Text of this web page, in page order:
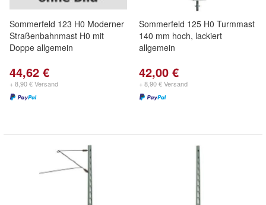
Sommerfeld 123 H0 Moderner
Straßenbahnmast H0 mit
Doppe allgemein
44,62 €
+ 8,90 € Versand
Sommerfeld 125 H0 Turmmast
140 mm hoch, lackiert
allgemein
42,00 €
+ 8,90 € Versand